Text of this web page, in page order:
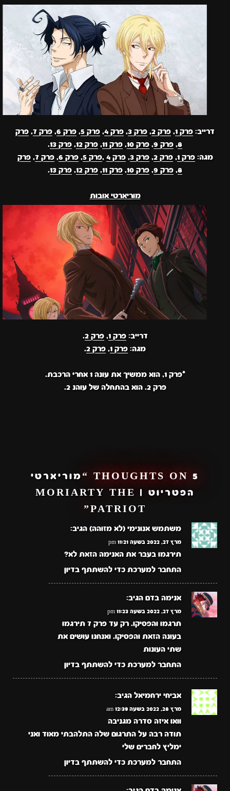
דרייב: פרק 1 , פרק 2 , פרק 3 , פרק 4 , פרק 5 , פרק 6 , פרק 7 , פרק
8
, פרק 9 , פרק 10 , פרק 11 , פרק 12 , פרק 13
.
מגה:פרק 1 ,פרק 2 ,פרק 3 ,פרק 4 ,פרק 5 ,פרק 6 ,פרק 7 ,פרק
8
, פרק 9 , פרק 10 , פרק 11 , פרק 12 , פרק 13 .
מוריארטי אובות
דרייב:פרק 1 ,פרק 2 .
מגה: פרק 1 , פרק 2 .
*פרק 1, הוא ממשיך את עונה 1 אחרי הרכבת.
פרק 2. הוא בהתחלה של עוהנ 2.
5 THOUGHTS ON “
מוריארטי
הפטריוט | MORIARTY THE
PATRIOT
”
משתמש אנונימי (לא מזוהה) הגיב:
מרץ 27, 2022 בשעה 11:21 pm
תירגמו בעבר את האנימה הזאת לא?
התחבר למערכת כדי להשתתף בדיון
אנימה בדם הגיב:
מרץ 27, 2022 בשעה 11:23 pm
תרגמו והפסיקו. רק עד פרק 7 תירגמו
בעונה הזאת והפסיקו. ואנחנו עושים את
שתי העונות
התחבר למערכת כדי להשתתף בדיון
אביחי ירחמיאל הגיב:
מרץ 28, 2022 בשעה 12:39 am
וואו איזה סדרה מגניבה
תודה רבה על התרגום שלה התלהבתי מאוד ואני
ימליץ לחברים שלי
התחבר למערכת כדי להשתתף בדיון